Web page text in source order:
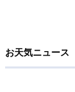
お天気ニュース